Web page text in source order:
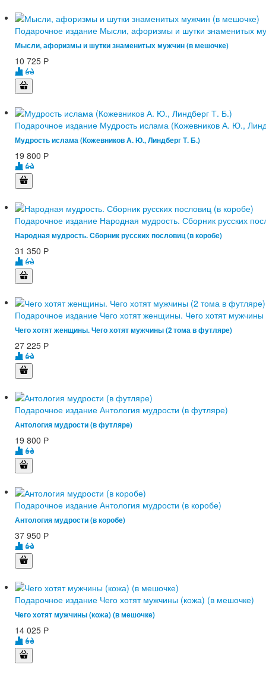
Подарочное издание Мысли, афоризмы и шутки знаменитых
Мысли, афоризмы и шутки знаменитых мужчин (в мешочке)
10 725 Р
Подарочное издание Мудрость ислама (Кожевников А. Ю.,
Мудрость ислама (Кожевников А. Ю., Линдберг Т. Б.)
19 800 Р
Подарочное издание Народная мудрость. Сборник русских
Народная мудрость. Сборник русских пословиц (в коробе)
31 350 Р
Подарочное издание Чего хотят женщины. Чего хотят
Чего хотят женщины. Чего хотят мужчины (2 тома в футляре)
27 225 Р
Подарочное издание Антология мудрости (в футляре)
Антология мудрости (в футляре)
19 800 Р
Подарочное издание Антология мудрости (в коробе)
Антология мудрости (в коробе)
37 950 Р
Подарочное издание Чего хотят мужчины (кожа) (в мешочке)
Чего хотят мужчины (кожа) (в мешочке)
14 025 Р